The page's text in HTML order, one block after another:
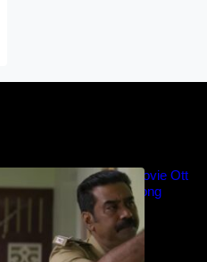
Blockbuster Thalavan Movie Ott
Release Date – Video Song